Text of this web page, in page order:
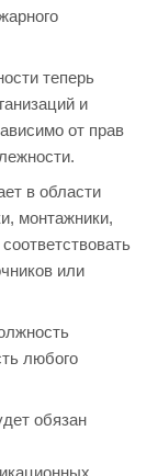
теперь
и
от прав
в области
монтажники,
или
любого
обязан